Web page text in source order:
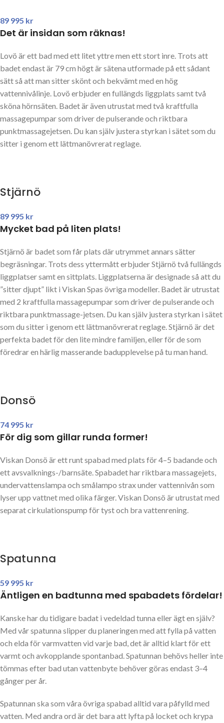
89 995 kr
Det är insidan som räknas!
Lovö är ett bad med ett litet yttre men ett stort inre. Trots att
badet endast är 79 cm högt är sätena utformade på ett sådant
sätt så att man sitter skönt och bekvämt med en hög
vattennivålinje. Lovö erbjuder en fullängds liggplats samt två
sköna hörnsäten. Badet är även utrustat med två kraftfulla
massagepumpar som driver de pulserande och riktbara
punktmassagejetsen. Du kan själv justera styrkan i sätet som du
sitter i genom ett lättmanövrerat reglage.
Stjärnö
89 995 kr
Mycket bad på liten plats!
Stjärnö är badet som får plats där utrymmet annars sätter
begräsningar. Trots dess yttermått erbjuder Stjärnö två fullängds
liggplatser samt en sittplats. Liggplatserna är designade så att du
”sitter djupt” likt i Viskan Spas övriga modeller. Badet är utrustat
med 2 kraftfulla massagepumpar som driver de pulserande och
riktbara punktmassage-jetsen. Du kan själv justera styrkan i sätet
som du sitter i genom ett lättmanövrerat reglage. Stjärnö är det
perfekta badet för den lite mindre familjen, eller för de som
föredrar en härlig masserande badupplevelse på tu man hand.
Donsö
74 995 kr
För dig som gillar runda former!
Viskan Donsö är ett runt spabad med plats för 4–5 badande och
ett avsvalknings-/barnsäte. Spabadet har riktbara massagejets,
undervattenslampa och smålampo strax under vattennivån som
lyser upp vattnet med olika färger. Viskan Donsö är utrustat med
separat cirkulationspump för tyst och bra vattenrening.
Spatunna
59 995 kr
Äntligen en badtunna med spabadets fördelar!
Kanske har du tidigare badat i vedeldad tunna eller ägt en själv?
Med vår spatunna slipper du planeringen med att fylla på vatten
och elda för varmvatten vid varje bad, det är alltid klart för ett
varmt och avkopplande spontanbad. Spatunnan behövs heller inte
tömmas efter bad utan vattenbyte behöver göras endast 3–4
gånger per år.
Spatunnan ska som våra övriga spabad alltid vara påfylld med
vatten. Med andra ord är det bara att lyfta på locket och krypa